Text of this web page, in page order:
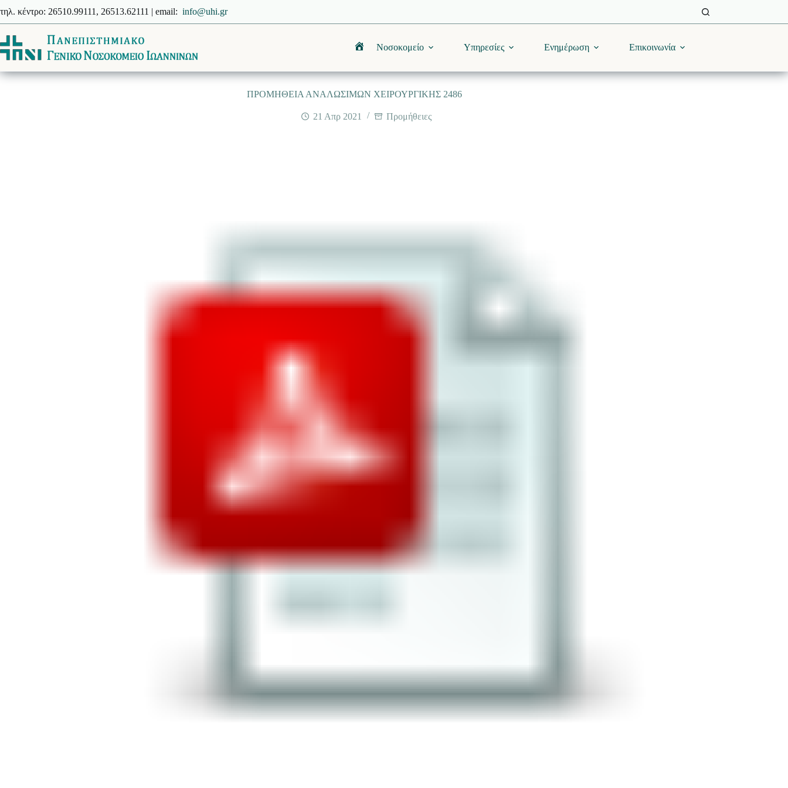
στο
περιεχόμενο
τηλ. κέντρο: 26510.99111, 26513.62111 | email: info@uhi.gr
ΑρχικήΝοσοκομείο Υπηρεσίες Ενημέρωση Επικοινωνία
ΠΡΟΜΗΘΕΙΑ ΑΝΑΛΩΣΙΜΩΝ ΧΕΙΡΟΥΡΓΙΚΗΣ 2486
21 Απρ 2021 Προμήθειες